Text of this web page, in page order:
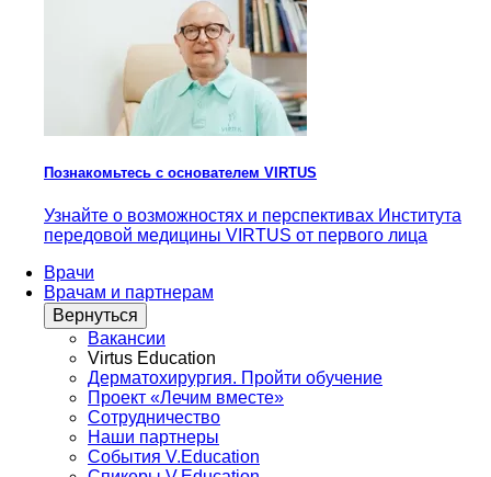
Познакомьтесь с основателем VIRTUS
Узнайте о возможностях и перспективах Института
передовой медицины VIRTUS от первого лица
Врачи
Врачам и партнерам
Вернуться
Вакансии
Virtus Education
Дерматохирургия. Пройти обучение
Проект «Лечим вместе»
Сотрудничество
Наши партнеры
События V.Education